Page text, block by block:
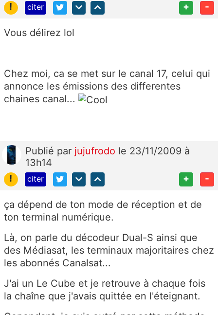
!
citer + -
Vous délirez lol
Chez moi, ca se met sur le canal 17, celui qui
annonce les émissions des differentes
chaines canal...
Publié par jujufrodo le 23/11/2009 à
13h14
!
citer + -
ça dépend de ton mode de réception et de
ton terminal numérique.
Là, on parle du décodeur Dual-S ainsi que
des Médiasat, les terminaux majoritaires chez
les abonnés Canalsat...
J'ai un Le Cube et je retrouve à chaque fois
la chaîne que j'avais quittée en l'éteignant.